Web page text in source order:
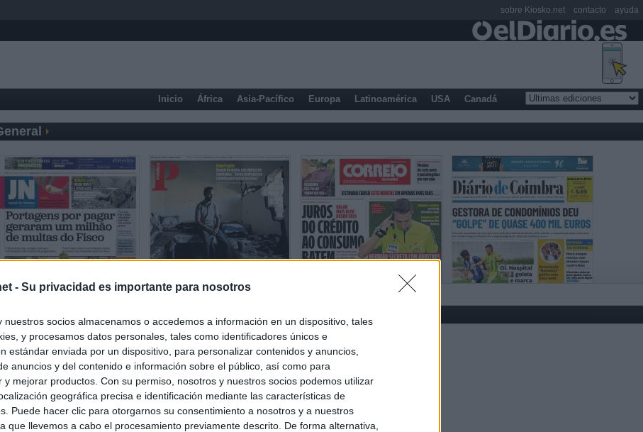
- Su privacidad es importante para nosotros
nuestros socios almacenamos o accedemos a información en un dispositivo, tales
y procesamos datos personales, tales como identificadores únicos e
estándar enviada por un dispositivo, para personalizar contenidos y anuncios,
anuncios y del contenido e información sobre el público, así como para
y mejorar productos. Con su permiso, nosotros y nuestros socios podemos utilizar
geográfica precisa e identificación mediante las características de
Puede hacer clic para otorgarnos su consentimiento a nosotros y a nuestros
que llevemos a cabo el procesamiento previamente descrito. De forma alternativa,
Inicio África Asia-Pacífico Europa Latinoamérica USA Canadá
Prensa Deportiva
sobre Kiosko.net contacto ayuda